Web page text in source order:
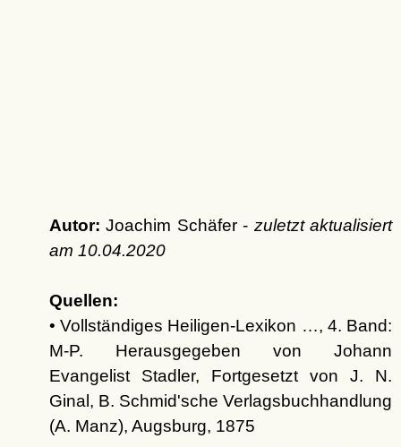
Autor: Joachim Schäfer - zuletzt aktualisiert
am 10.04.2020
Quellen:
• Vollständiges Heiligen-Lexikon …, 4. Band:
M-P. Herausgegeben von Johann
Evangelist Stadler, Fortgesetzt von J. N.
Ginal, B. Schmid'sche Verlagsbuchhandlung
(A. Manz), Augsburg, 1875